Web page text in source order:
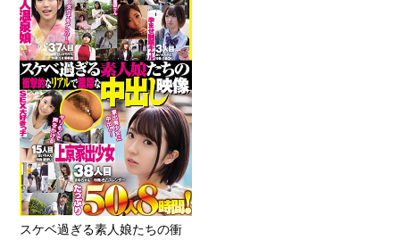
スケベ過ぎる素人娘たちの衝